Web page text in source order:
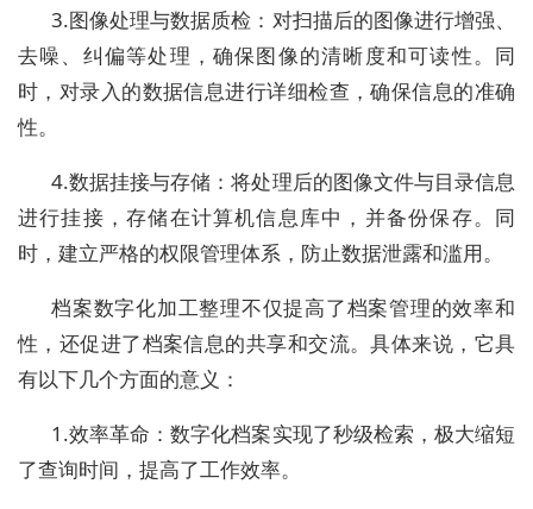
3.图像处理与数据质检：对扫描后的图像进行增强、
去噪、纠偏等处理，确保图像的清晰度和可读性。同
时，对录入的数据信息进行详细检查，确保信息的准确
性。
4.数据挂接与存储：将处理后的图像文件与目录信息
进行挂接，存储在计算机信息库中，并备份保存。同
时，建立严格的权限管理体系，防止数据泄露和滥用。
档案数字化加工整理不仅提高了档案管理的效率和
性，还促进了档案信息的共享和交流。具体来说，它具
有以下几个方面的意义：
1.效率革命：数字化档案实现了秒级检索，极大缩短
了查询时间，提高了工作效率。